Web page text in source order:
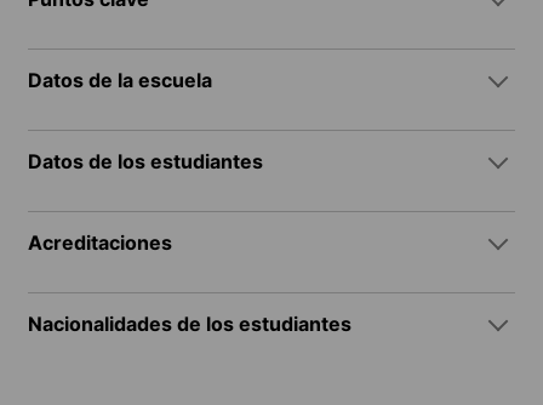
Datos de la escuela
Datos de los estudiantes
Acreditaciones
Nacionalidades de los estudiantes